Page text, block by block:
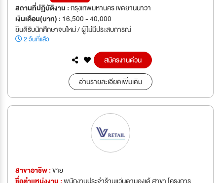
สถานที่ปฏิบัติงาน :กรุงเทพมหานคร เขตยานนาวา
เงินเดือน(บาท) : 16,500 - 40,000
ยินดีรับนักศึกษาจบใหม่ / ผู้ไม่มีประสบการณ์
2 วันที่แล้ว
สมัครงานด่วน
อ่านรายละเอียดเพิ่มเติม
สาขาอาชีพ :ขาย